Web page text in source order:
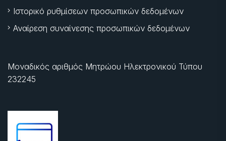
Ιστορικό ρυθμίσεων προσωπικών δεδομένων
Αναίρεση συναίνεσης προσωπικών δεδομένων
Μοναδικός αριθμός Μητρώου Ηλεκτρονικού Τύπου
232245